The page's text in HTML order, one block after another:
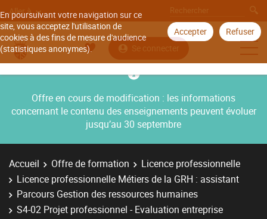
En poursuivant votre navigation sur ce
site, vous acceptez l'utilisation de
cookies à des fins de mesure d'audience
(statistiques anonymes).
Accepter Refuser
Aller à
Se connecter
Offre en cours de modification : les informations
concernant le contenu des enseignements peuvent évoluer
jusqu’au 30 septembre
Accueil Offre de formation
Licence professionnelle
Licence professionnelle Métiers de la GRH : assistant
Parcours Gestion des ressources humaines
S4-02 Projet professionnel - Evaluation entreprise